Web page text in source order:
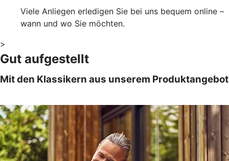
Viele Anliegen erledigen Sie bei uns bequem online –
wann und wo Sie möchten.
>
Gut aufgestellt
Mit den Klassikern aus unserem Produktangebot